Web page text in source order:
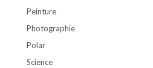
Peinture
Photographie
Polar
Science